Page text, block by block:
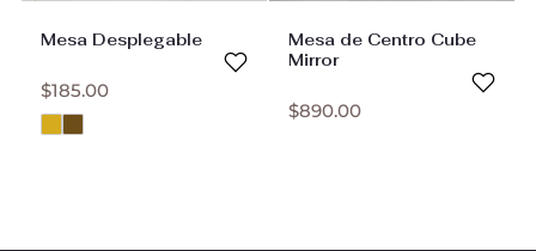
Mesa Desplegable
$185.00
Mesa de Centro Cube
Mirror
$890.00